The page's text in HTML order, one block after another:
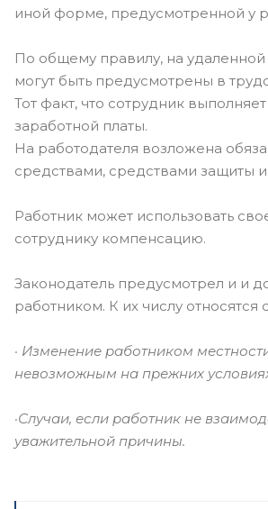
иной форме, предусмотренной у
По общему правилу, на
могут быть предусмотрены в
Тот факт, что сотрудник
заработной платы.
На работодателя возложена
средствами, средствами защиты
Работник может использовать
сотруднику компенсацию.
Законодатель предусмотрел и и
работником. К их числу
· Изменение работником
невозможным на прежних
·Случаи, если работник не
уважительной причины.